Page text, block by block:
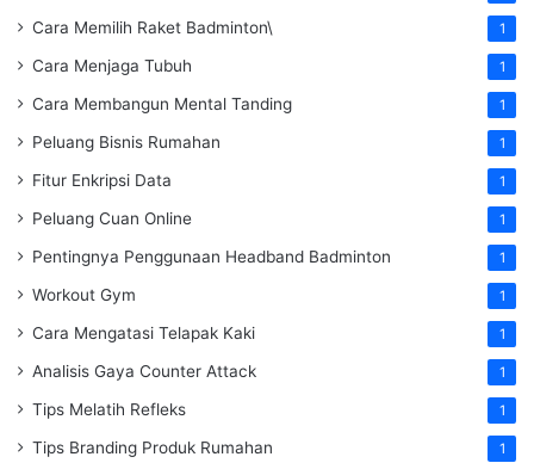
Cara Memilih Raket Badminton\ 1
Cara Menjaga Tubuh 1
Cara Membangun Mental Tanding 1
Peluang Bisnis Rumahan 1
Fitur Enkripsi Data 1
Peluang Cuan Online 1
Pentingnya Penggunaan Headband Badminton 1
Workout Gym 1
Cara Mengatasi Telapak Kaki 1
Analisis Gaya Counter Attack 1
Tips Melatih Refleks 1
Tips Branding Produk Rumahan 1